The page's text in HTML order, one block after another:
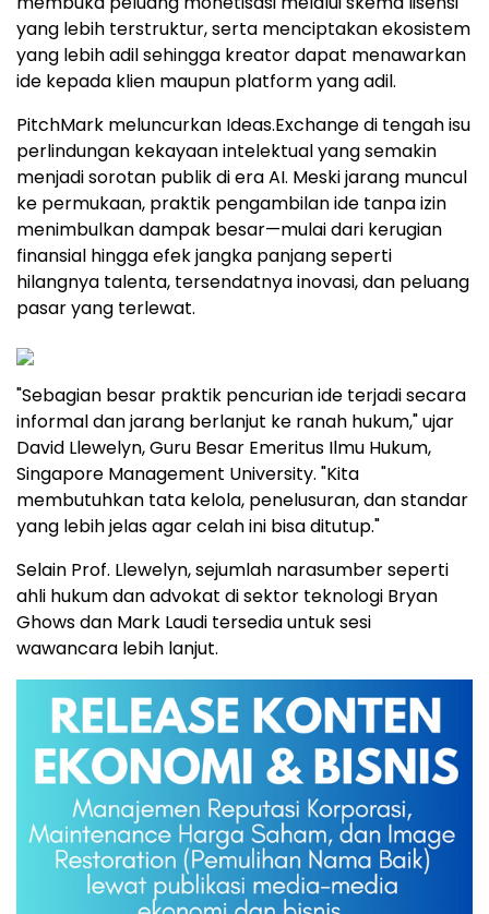
yang lebih terstruktur, serta menciptakan ekosistem
yang lebih adil sehingga kreator dapat menawarkan
ide kepada klien maupun platform yang adil.
PitchMark meluncurkan Ideas.Exchange di tengah isu
perlindungan kekayaan intelektual yang semakin
menjadi sorotan publik di era AI. Meski jarang muncul
ke permukaan, praktik pengambilan ide tanpa izin
menimbulkan dampak besar—mulai dari kerugian
finansial hingga efek jangka panjang seperti
hilangnya talenta, tersendatnya inovasi, dan peluang
pasar yang terlewat.
"Sebagian besar praktik pencurian ide terjadi secara
informal dan jarang berlanjut ke ranah hukum," ujar
David Llewelyn, Guru Besar Emeritus Ilmu Hukum,
Singapore Management University. "Kita
membutuhkan tata kelola, penelusuran, dan standar
yang lebih jelas agar celah ini bisa ditutup."
Selain Prof. Llewelyn, sejumlah narasumber seperti
ahli hukum dan advokat di sektor teknologi Bryan
Ghows dan Mark Laudi tersedia untuk sesi
wawancara lebih lanjut.